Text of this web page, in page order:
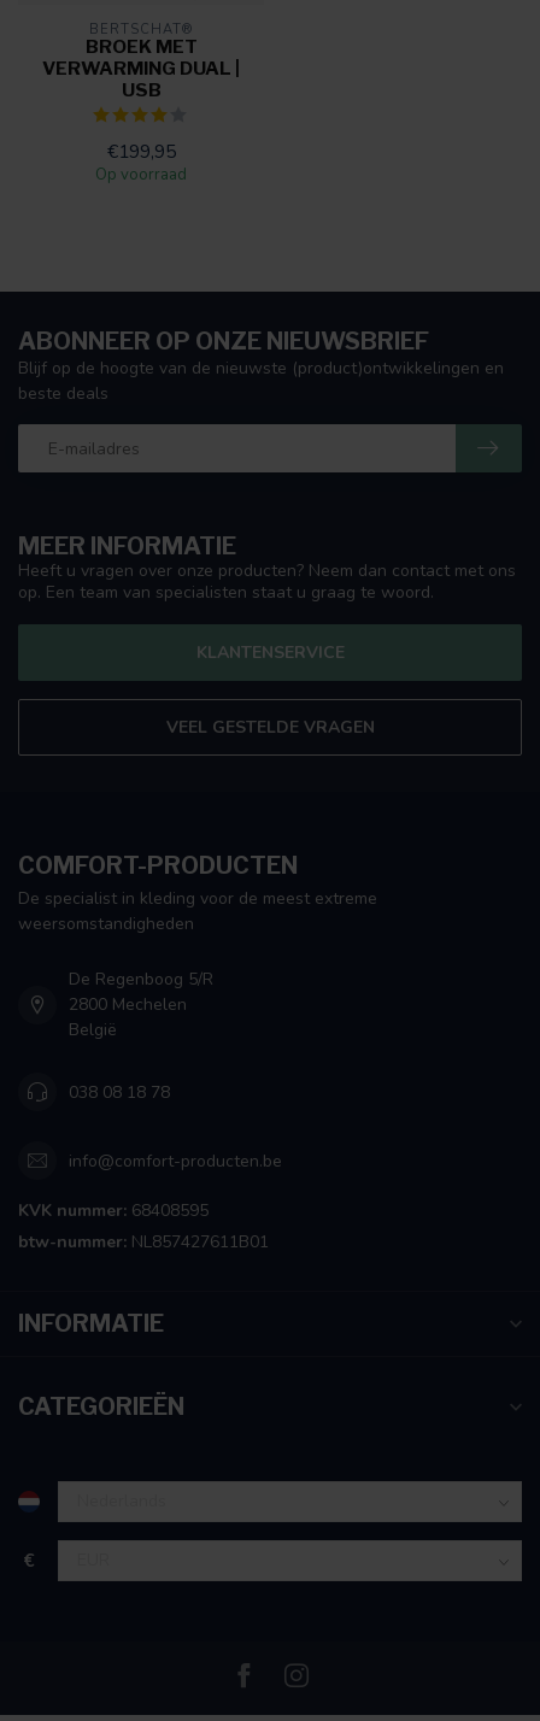
BERTSCHAT®
BROEK MET
VERWARMING DUAL |
USB
€199,95
Op voorraad
MEER INFORMATIE
Heeft u vragen over onze producten? Neem dan contact met ons
op. Een team van specialisten staat u graag te woord.
KLANTENSERVICE
VEEL GESTELDE VRAGEN
ABONNEER OP ONZE NIEUWSBRIEF
Blijf op de hoogte van de nieuwste (product)ontwikkelingen en
beste deals
COMFORT-PRODUCTEN
De specialist in kleding voor de meest extreme
weersomstandigheden
De Regenboog 5/R
2800 Mechelen
België
038 08 18 78
info@comfort-producten.be
KVK nummer: 68408595
btw-nummer: NL857427611B01
INFORMATIE
CATEGORIEËN
€